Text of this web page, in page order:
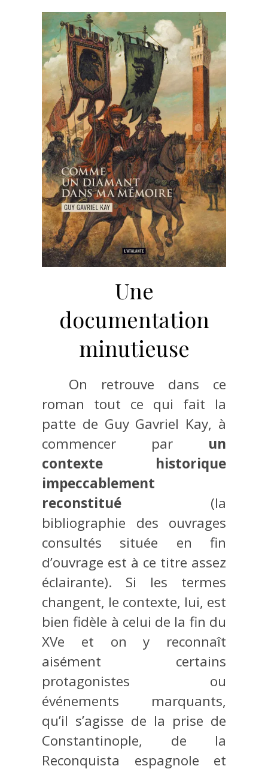
Une
documentation
minutieuse
On retrouve dans ce
roman tout ce qui fait la
patte de Guy Gavriel Kay, à
commencer par un
contexte historique
impeccablement
reconstitué (la
bibliographie des ouvrages
consultés située en fin
d’ouvrage est à ce titre assez
éclairante). Si les termes
changent, le contexte, lui, est
bien fidèle à celui de la fin du
XVe et on y reconnaît
aisément certains
protagonistes ou
événements marquants,
qu’il s’agisse de la prise de
Constantinople, de la
Reconquista espagnole et